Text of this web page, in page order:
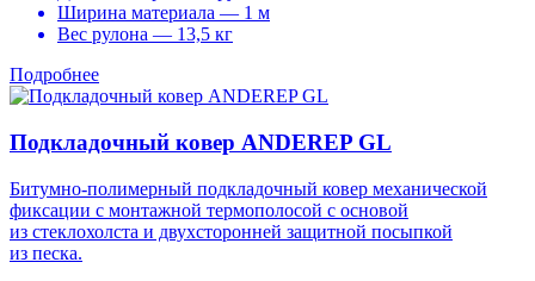
Ширина материала — 1 м
Вес рулона — 13,5 кг
Подробнее
Подкладочный ковер ANDEREP GL
Битумно-полимерный подкладочный ковер механической
фиксации с монтажной термополосой с основой
из стеклохолста и двухсторонней защитной посыпкой
из песка.